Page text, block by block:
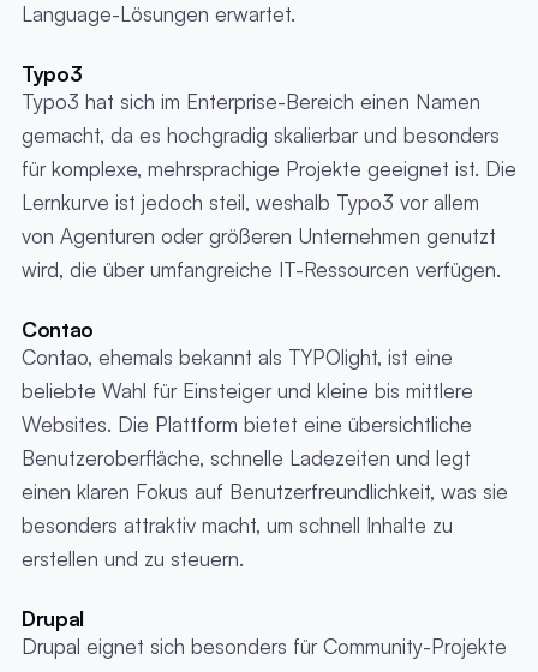
Language-Lösungen erwartet.
Typo3
Typo3 hat sich im Enterprise-Bereich einen Namen
gemacht, da es hochgradig skalierbar und besonders
für komplexe, mehrsprachige Projekte geeignet ist. Die
Lernkurve ist jedoch steil, weshalb Typo3 vor allem
von Agenturen oder größeren Unternehmen genutzt
wird, die über umfangreiche IT-Ressourcen verfügen.
Contao
Contao, ehemals bekannt als TYPOlight, ist eine
beliebte Wahl für Einsteiger und kleine bis mittlere
Websites. Die Plattform bietet eine übersichtliche
Benutzeroberfläche, schnelle Ladezeiten und legt
einen klaren Fokus auf Benutzerfreundlichkeit, was sie
besonders attraktiv macht, um schnell Inhalte zu
erstellen und zu steuern.
Drupal
Drupal eignet sich besonders für Community-Projekte